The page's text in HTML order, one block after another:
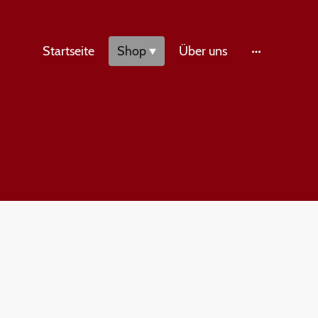
Startseite Shop Über uns